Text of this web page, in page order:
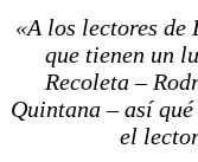
«A los lectores de
que tienen un
Recoleta –
Quintana – así
el